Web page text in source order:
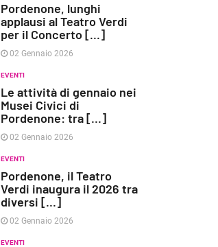
Pordenone, lunghi
applausi al Teatro Verdi
per il Concerto [...]
02 Gennaio 2026
EVENTI
Le attività di gennaio nei
Musei Civici di
Pordenone: tra [...]
02 Gennaio 2026
EVENTI
Pordenone, il Teatro
Verdi inaugura il 2026 tra
diversi [...]
02 Gennaio 2026
EVENTI